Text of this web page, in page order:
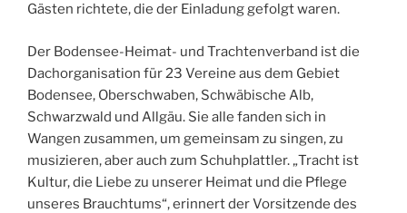
Gästen richtete, die der Einladung gefolgt waren.
Der Bodensee-Heimat- und Trachtenverband ist die
Dachorganisation für 23 Vereine aus dem Gebiet
Bodensee, Oberschwaben, Schwäbische Alb,
Schwarzwald und Allgäu. Sie alle fanden sich in
Wangen zusammen, um gemeinsam zu singen, zu
musizieren, aber auch zum Schuhplattler. „Tracht ist
Kultur, die Liebe zu unserer Heimat und die Pflege
unseres Brauchtums“, erinnert der Vorsitzende des